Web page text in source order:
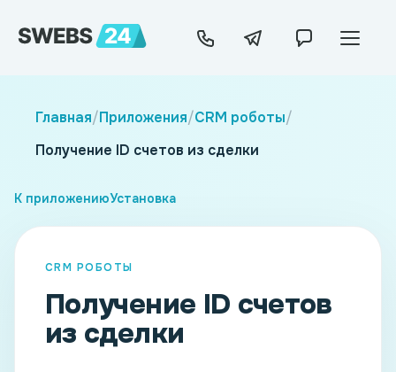
Главная/Приложения/CRM роботы/
Получение ID счетов из сделки
К приложениюУстановка
CRM РОБОТЫ
Получение ID счетов
из сделки